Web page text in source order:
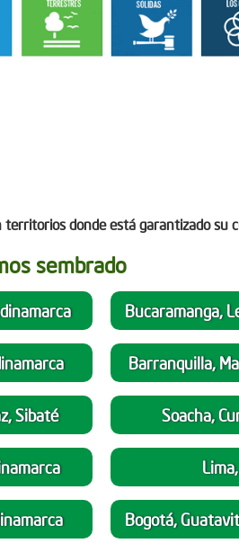
donde está garantizado su
sembrado
Sibaté
Bucaramanga,
Barranquilla,
Soacha,
Bogotá,